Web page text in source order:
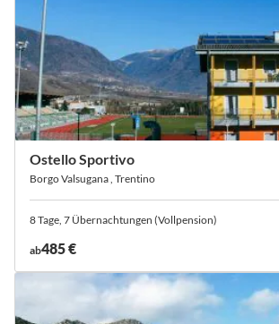
Ostello Sportivo
Borgo Valsugana , Trentino
8 Tage, 7 Übernachtungen (Vollpension)
ab485 €